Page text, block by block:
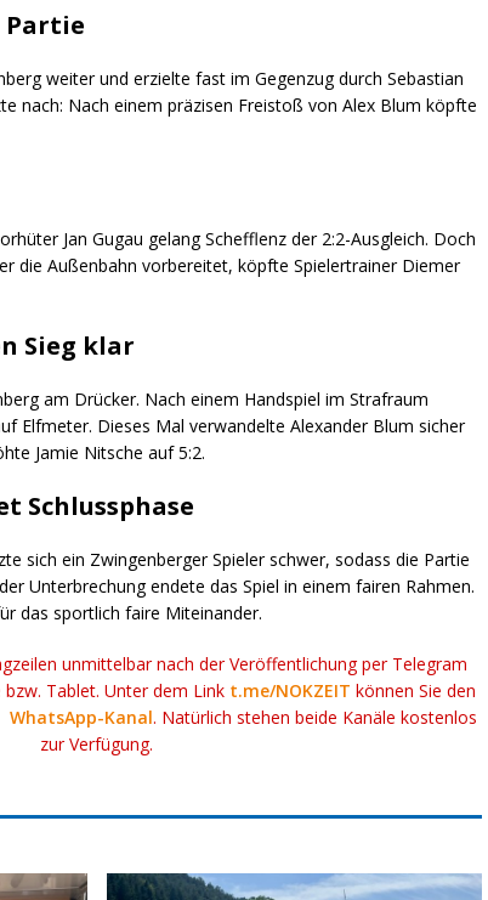
Partie
weiter und erzielte fast im Gegenzug durch Sebastian
nach: Nach einem präzisen Freistoß von Alex Blum köpfte
Jan Gugau gelang Schefflenz der 2:2-Ausgleich. Doch
die Außenbahn vorbereitet, köpfte Spielertrainer Diemer
Sieg klar
am Drücker. Nach einem Handspiel im Strafraum
Elfmeter. Dieses Mal verwandelte Alexander Blum sicher
Jamie Nitsche auf 5:2.
Schlussphase
sich ein Zwingenberger Spieler schwer, sodass die Partie
Unterbrechung endete das Spiel in einem fairen Rahmen.
das sportlich faire Miteinander.
unmittelbar nach der Veröffentlichung per Telegram
Tablet. Unter dem Link t.me/NOKZEIT können Sie den
WhatsApp-Kanal. Natürlich stehen beide Kanäle kostenlos
zur Verfügung.